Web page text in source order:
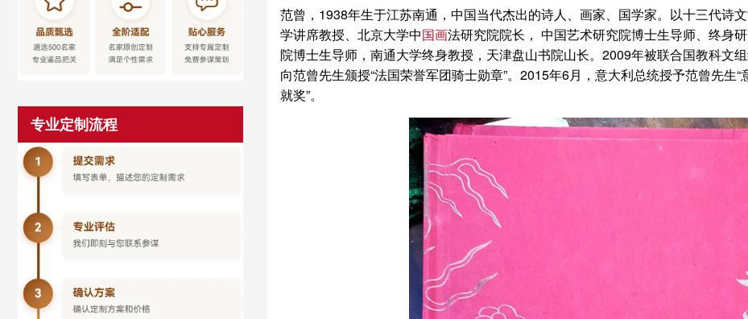
专业定制流程
范曾，1938年生于江苏南通，中国当代杰出的诗人、画家、国学家。以十三代诗
学讲席教授、北京大学中国画法研究院院长， 中国艺术研究院博士生导师、终身
院博士生导师，南通大学终身教授，天津盘山书院山长。2009年被联合国教科文
向范曾先生颁授“法国荣誉军团骑士勋章”。2015年6月，意大利总统授予范曾先生
就奖”。